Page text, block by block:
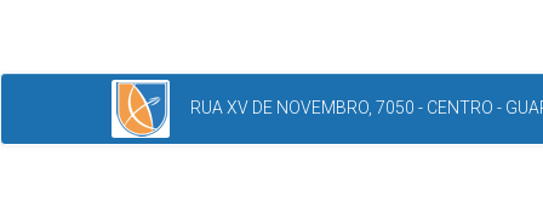
RUA XV DE NOVEMBRO, 7050 - CENTRO -